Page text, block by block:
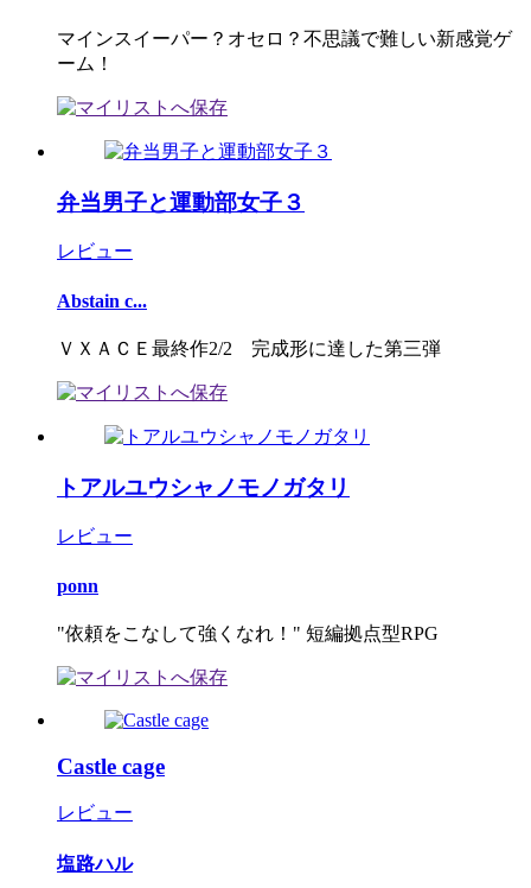
マインスイーパー？オセロ？不思議で難しい新感覚ゲ
ーム！
弁当男子と運動部女子３
レビュー
Abstain c...
ＶＸＡＣＥ最終作2/2 完成形に達した第三弾
トアルユウシャノモノガタリ
レビュー
ponn
"依頼をこなして強くなれ！" 短編拠点型RPG
Castle cage
レビュー
塩路ハル